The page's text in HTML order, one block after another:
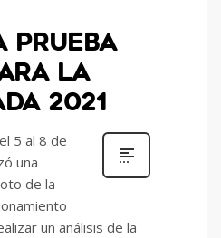
PRUEBA
LA
2021
5 al 8 de
una
de la
un análisis de la